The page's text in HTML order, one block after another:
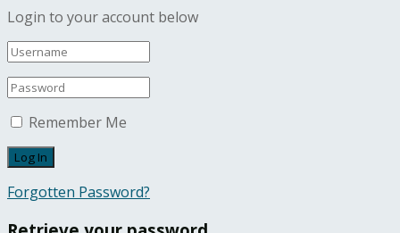
Login to your account below
Remember Me
Forgotten Password?